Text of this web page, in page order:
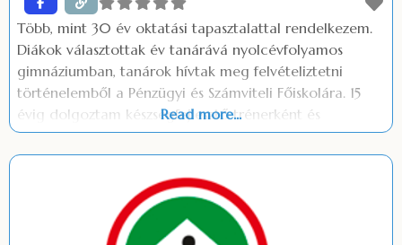
Több, mint 30 év oktatási tapasztalattal rendelkezem.
Diákok választottak év tanárává nyolcévfolyamos
gimnáziumban, tanárok hívtak meg felvételiztetni
történelemből a Pénzügyi és Számviteli Főiskolára. 15
évig dolgoztam készségfejlesztő trénerként és
coachként, így mind a csoportok vezetésében, mind a
páros munkában a közoktatásban szokatlan
tapasztalatra tettem szert. Versíró emberként az
irodalommal a magyartanárok között is különösen
bensőséges viszonyt ápolok, így tapasztalatból tudom,
Read more...